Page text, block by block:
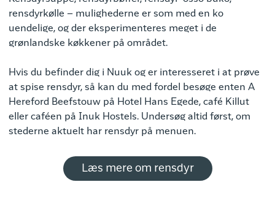
rensdyrkølle – mulighederne er som med en ko
uendelige, og der eksperimenteres meget i de
grønlandske køkkener på området.
Hvis du befinder dig i Nuuk og er interesseret i at prøve
at spise rensdyr, så kan du med fordel besøge enten A
Hereford Beefstouw på Hotel Hans Egede, café Killut
eller caféen på Inuk Hostels. Undersøg altid først, om
stederne aktuelt har rensdyr på menuen.
Læs mere om rensdyr